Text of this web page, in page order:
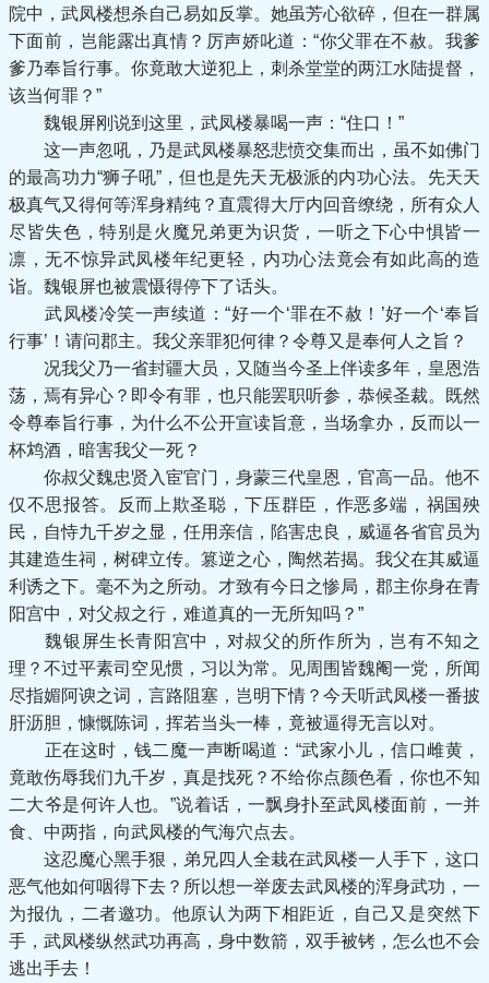
院中，武凤楼想杀自己易如反掌。她虽芳心欲碎，但在一群属
下面前，岂能露出真情？厉声娇叱道：“你父罪在不赦。我爹
爹乃奉旨行事。你竟敢大逆犯上，刺杀堂堂的两江水陆提督，
该当何罪？”
魏银屏刚说到这里，武凤楼暴喝一声：“住口！”
这一声忽吼，乃是武凤楼暴怒悲愤交集而出，虽不如佛门
的最高功力“狮子吼”，但也是先天无极派的内功心法。先天天
极真气又得何等浑身精纯？直震得大厅内回音缭绕，所有众人
尽皆失色，特别是火魔兄弟更为识货，一听之下心中惧皆一
凛，无不惊异武凤楼年纪更轻，内功心法竟会有如此高的造
诣。魏银屏也被震慑得停下了话头。
武凤楼冷笑一声续道：“好一个‘罪在不赦！’好一个‘奉旨
行事’！请问郡主。我父亲罪犯何律？令尊又是奉何人之旨？
况我父乃一省封疆大员，又随当今圣上伴读多年，皇恩浩
荡，焉有异心？即令有罪，也只能罢职听参，恭候圣裁。既然
令尊奉旨行事，为什么不公开宣读旨意，当场拿办，反而以一
杯鸩酒，暗害我父一死？
你叔父魏忠贤入宦官门，身蒙三代皇恩，官高一品。他不
仅不思报答。反而上欺圣聪，下压群臣，作恶多端，祸国殃
民，自恃九千岁之显，任用亲信，陷害忠良，威逼各省官员为
其建造生祠，树碑立传。篡逆之心，陶然若揭。我父在其威逼
利诱之下。毫不为之所动。才致有今日之惨局，郡主你身在青
阳宫中，对父叔之行，难道真的一无所知吗？”
魏银屏生长青阳宫中，对叔父的所作所为，岂有不知之
理？不过平素司空见惯，习以为常。见周围皆魏阉一党，所闻
尽指媚阿谀之词，言路阻塞，岂明下情？今天听武凤楼一番披
肝沥胆，慷慨陈词，挥若当头一棒，竟被逼得无言以对。
正在这时，钱二魔一声断喝道：“武家小儿，信口雌黄，
竟敢伤辱我们九千岁，真是找死？不给你点颜色看，你也不知
二大爷是何许人也。”说着话，一飘身扑至武凤楼面前，一并
食、中两指，向武凤楼的气海穴点去。
这忍魔心黑手狠，弟兄四人全栽在武凤楼一人手下，这口
恶气他如何咽得下去？所以想一举废去武凤楼的浑身武功，一
为报仇，二者邀功。他原认为两下相距近，自己又是突然下
手，武凤楼纵然武功再高，身中数箭，双手被铐，怎么也不会
逃出手去！